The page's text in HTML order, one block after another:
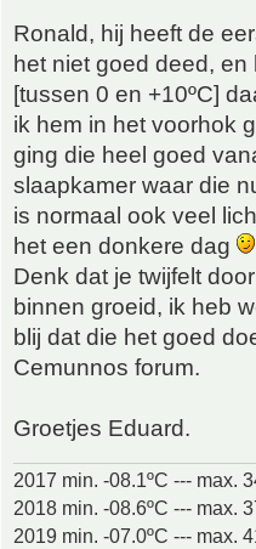
Ronald, hij heeft de
het niet goed deed,
[tussen 0 en +10ºC]
ik hem in het voorhok
ging die heel goed
slaapkamer waar die
is normaal ook veel
het een donkere dag
Denk dat je twijfelt
binnen groeid, ik heb
blij dat die het goed
Cemunnos forum.
Groetjes Eduard.
2017 min. -08.1ºC --- max.
2018 min. -08.6ºC --- max.
2019 min. -07.0ºC --- max.